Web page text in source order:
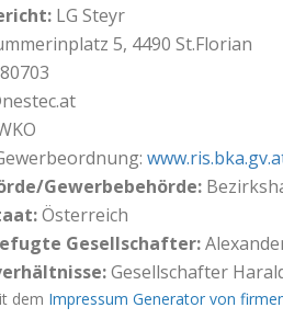
LG Steyr
5, 4490 St.Florian
Gewerbebehörde:
Österreich
Gesellschafter:
Gesellschafter
dem Impressum Generator von